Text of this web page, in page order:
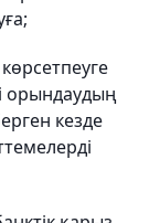
орындаудың
кезде